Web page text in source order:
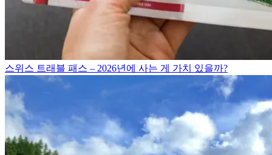
스위스 트래블 패스 – 2026년에 사는 게 가치 있을까?